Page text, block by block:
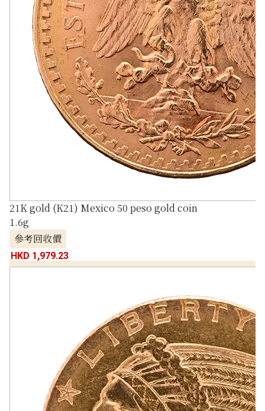
21K gold (K21) Mexico 50 peso gold coin
1.6g
參考回收價
HKD 1,979.23